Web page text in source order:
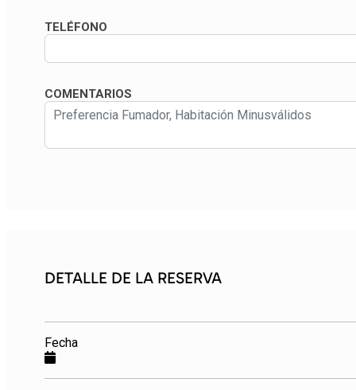
TELÉFONO
COMENTARIOS
DETALLE DE LA RESERVA
Fecha